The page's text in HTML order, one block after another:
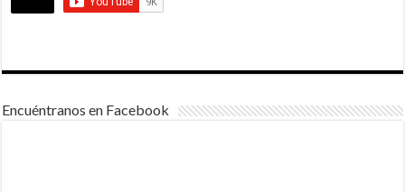
Encuéntranos en Facebook